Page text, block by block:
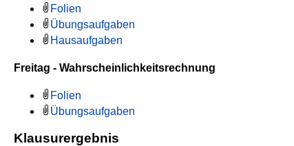
Folien
Übungsaufgaben
Hausaufgaben
Freitag - Wahrscheinlichkeitsrechnung
Folien
Übungsaufgaben
Klausurergebnis